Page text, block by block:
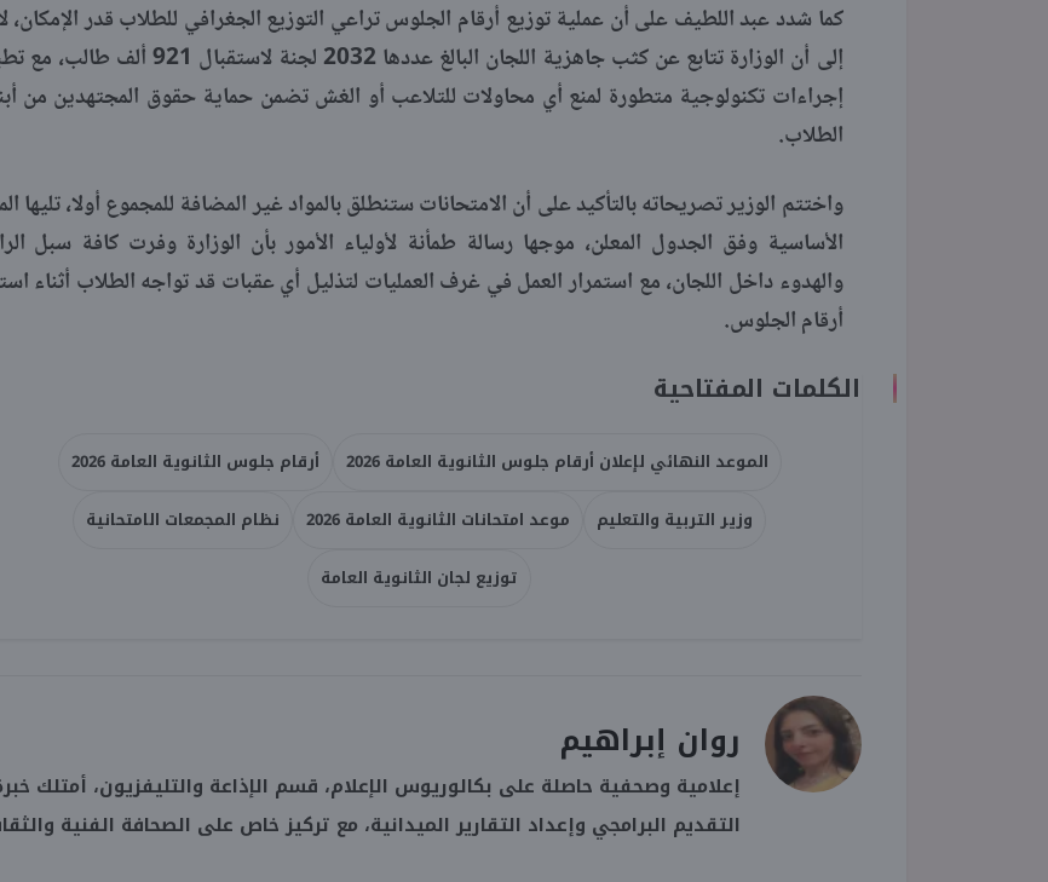
كما شدد عبد اللطيف على أن عملية توزيع أرقام الجلوس تراعي التوزيع الجغرافي للطلاب قدر الإمكان،
إلى أن الوزارة تتابع عن كثب جاهزية اللجان البالغ عددها 2032 لجنة لاستقبال
إجراءات تكنولوجية متطورة لمنع أي محاولات للتلاعب أو الغش تضمن حماية حقوق المجتهدين من
الطلاب.
واختتم الوزير تصريحاته بالتأكيد على أن الامتحانات ستنطلق بالمواد غير المضافة للمجموع أولا، تليها
الأساسية وفق الجدول المعلن، موجها رسالة طمأنة لأولياء الأمور بأن الوزارة وفرت كافة سبل
والهدوء داخل اللجان، مع استمرار العمل في غرف العمليات لتذليل أي عقبات قد تواجه الطلاب أثناء
أرقام الجلوس.
الكلمات المفتاحية
الموعد النهائي لإعلان أرقام جلوس الثانوية العامة 2026
أرقام جلوس الثانوية العامة 2026
وزير التربية والتعليم
موعد امتحانات الثانوية العامة 2026
نظام المجمعات الامتحانية
توزيع لجان الثانوية العامة
روان إبراهيم
إعلامية وصحفية حاصلة على بكالوريوس الإعلام، قسم الإذاعة والتليفزيون، أمتلك
التقديم البرامجي وإعداد التقارير الميدانية، مع تركيز خاص على الصحافة الفنية